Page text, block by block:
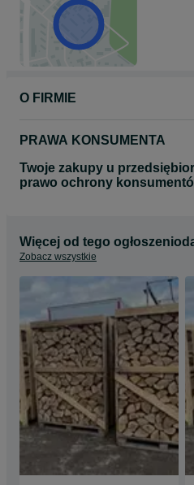
O FIRMIE
PRAWA KONSUMENTA
Twoje zakupy u
prawo ochrony
Więcej od tego
Zobacz wszystkie